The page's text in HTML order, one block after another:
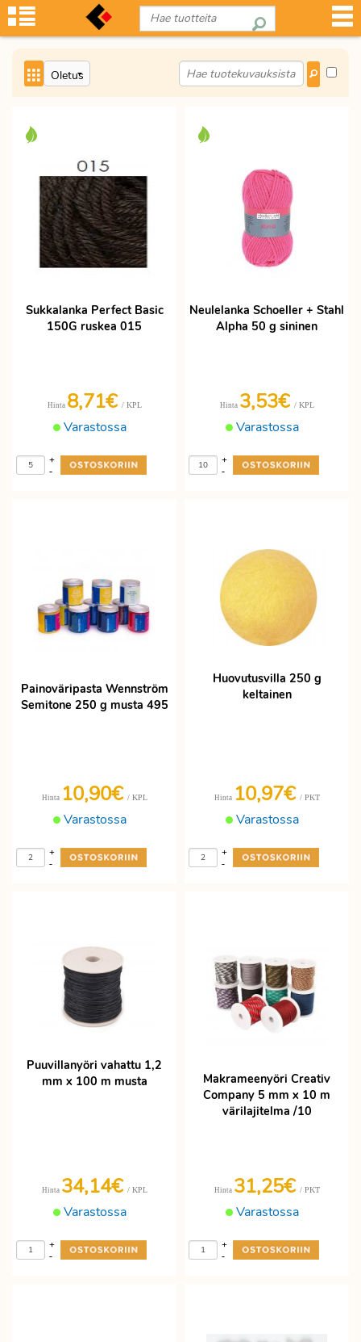
Sukkalanka Perfect Basic
150G ruskea 015
Varastossa
Hinta 8,71€ / KPL
-
+
Neulelanka Schoeller + Stahl
Alpha 50 g sininen
Varastossa
Hinta 3,53€ / KPL
-
+
Painoväripasta Wennström
Semitone 250 g musta 495
Varastossa
Hinta 10,90€ / KPL
-
+
Huovutusvilla 250 g
keltainen
Varastossa
Hinta 10,97€ / PKT
-
+
Puuvillanyöri vahattu 1,2
mm x 100 m musta
Varastossa
Hinta 34,14€ / KPL
-
+
Makrameenyöri Creativ
Company 5 mm x 10 m
värilajitelma /10
Varastossa
Hinta 31,25€ / PKT
-
+